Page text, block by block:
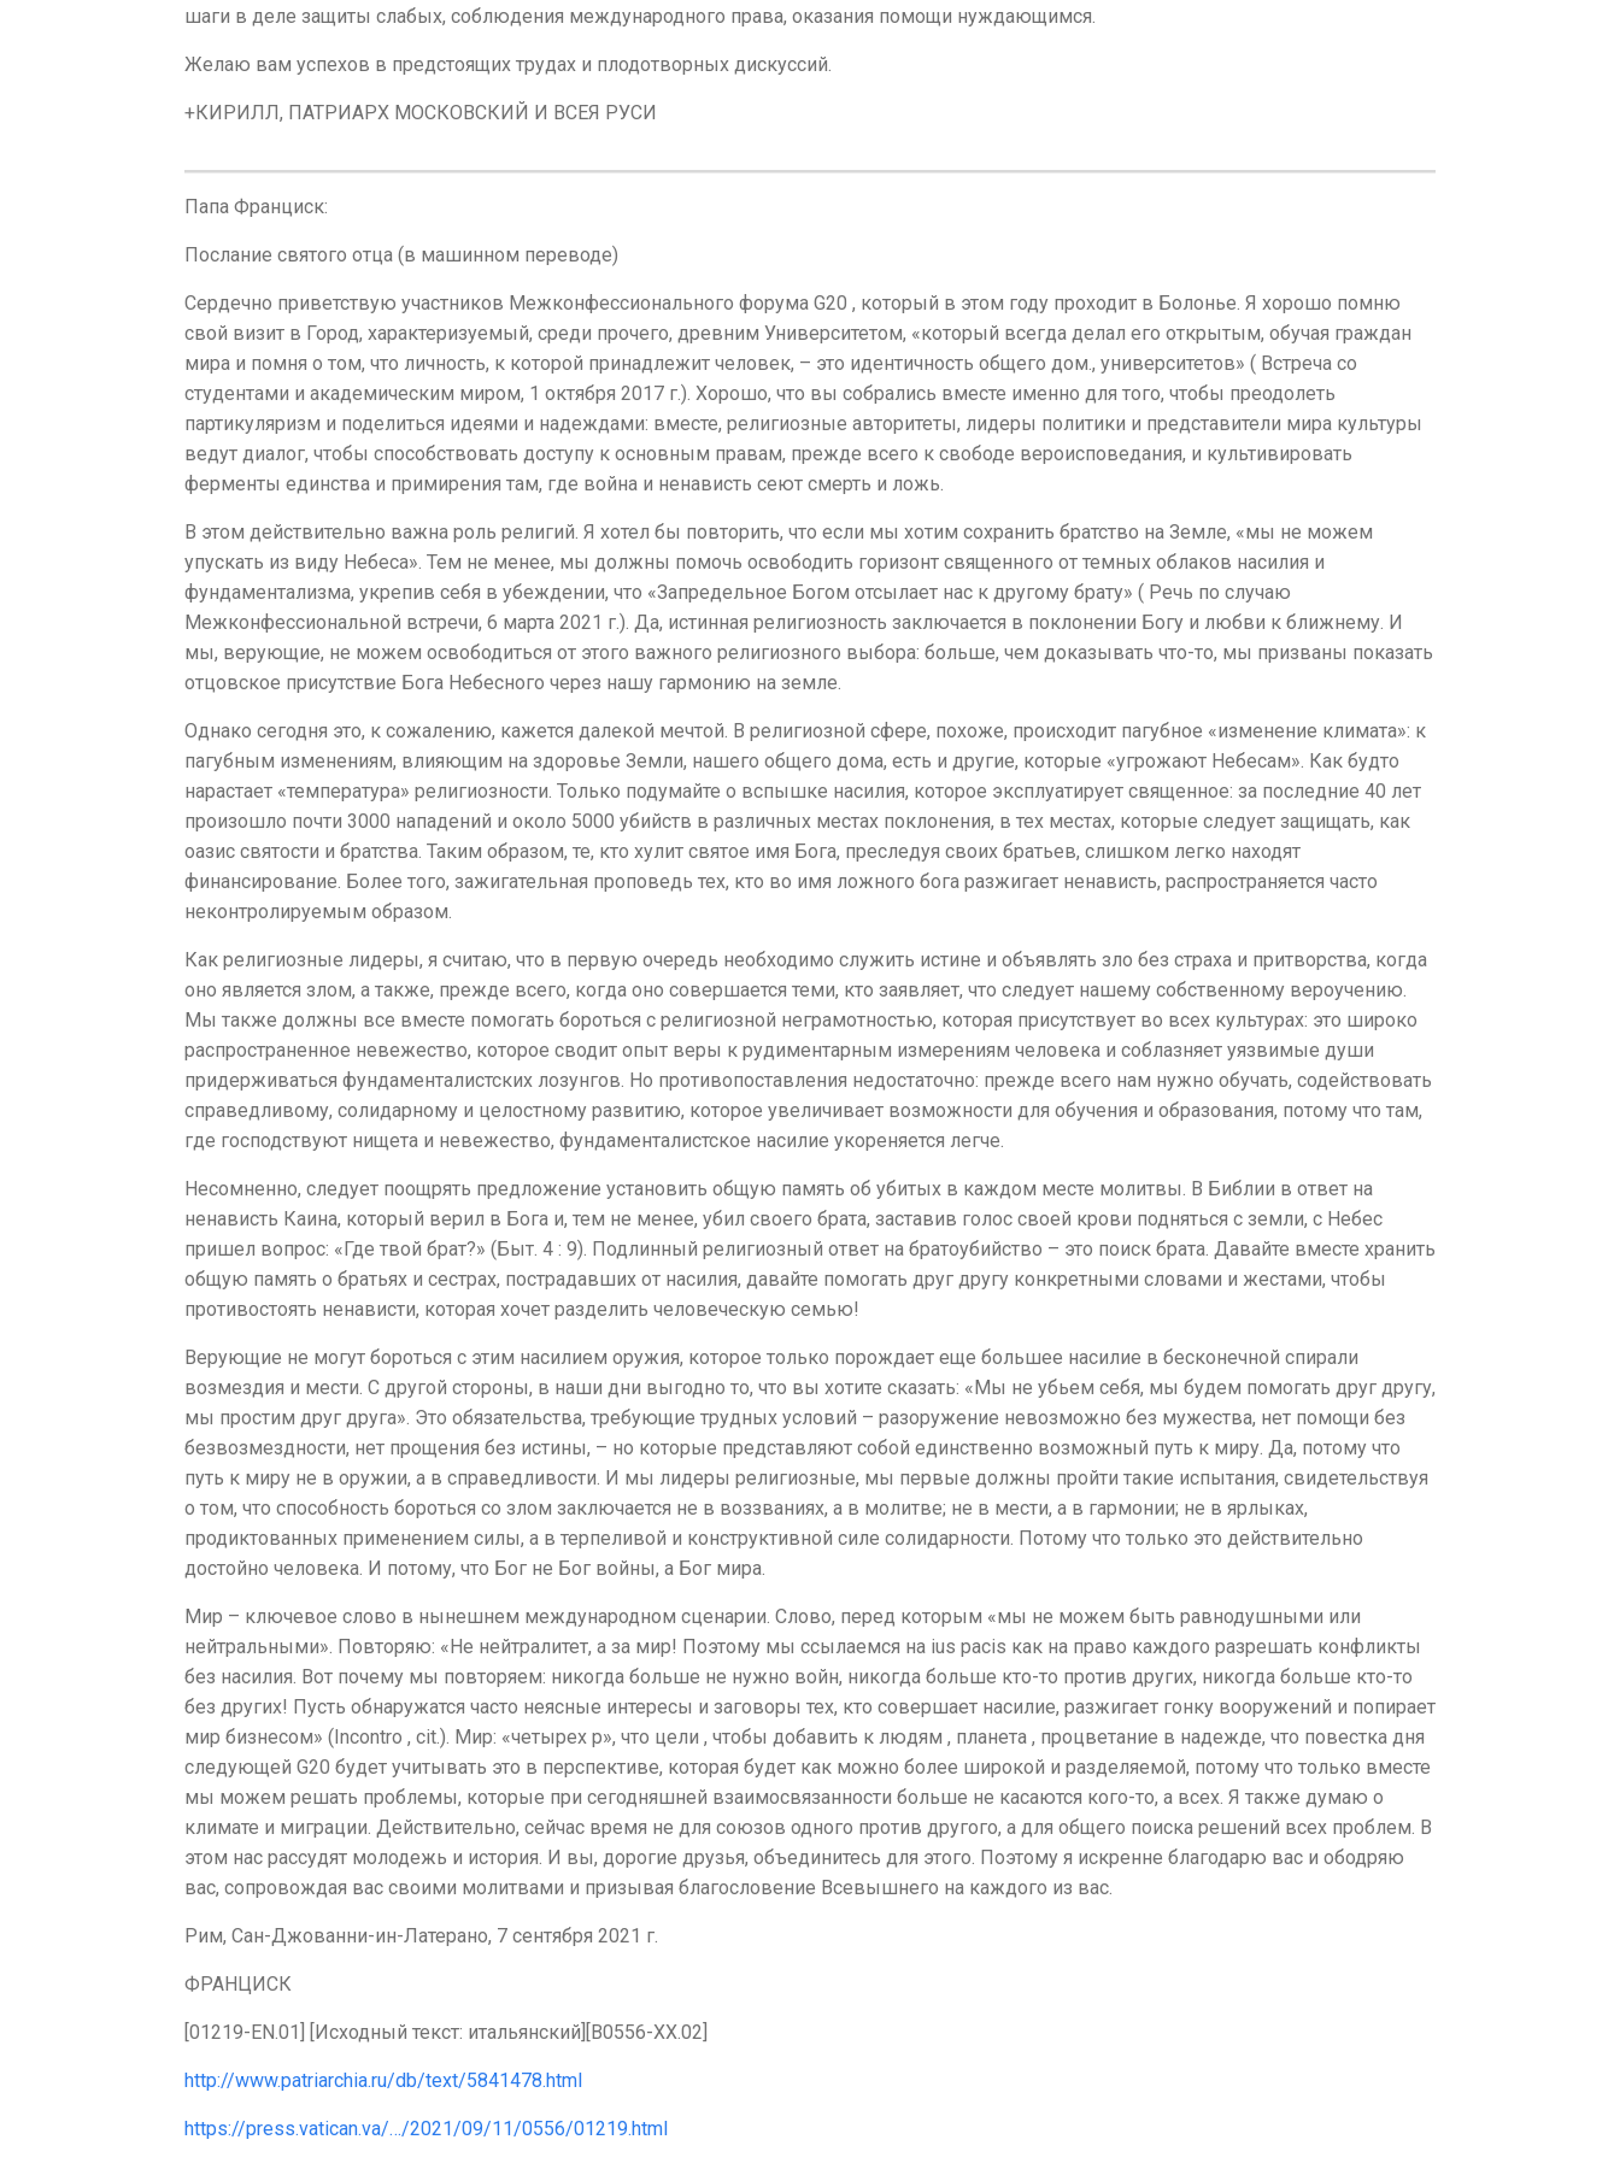
шаги в деле защиты слабых, соблюдения международного права, оказания помощи нуждающимся.
Желаю вам успехов в предстоящих трудах и плодотворных дискуссий.
+КИРИЛЛ, ПАТРИАРХ МОСКОВСКИЙ И ВСЕЯ РУСИ
Папа Франциск:
Послание святого отца (в машинном переводе)
Сердечно приветствую участников Межконфессионального форума G20 , который в этом году проходит в Болонье. Я хорошо помню
свой визит в Город, характеризуемый, среди прочего, древним Университетом, «который всегда делал его открытым, обучая граждан
мира и помня о том, что личность, к которой принадлежит человек, – это идентичность общего дом., университетов» ( Встреча со
студентами и академическим миром, 1 октября 2017 г.). Хорошо, что вы собрались вместе именно для того, чтобы преодолеть
партикуляризм и поделиться идеями и надеждами: вместе, религиозные авторитеты, лидеры политики и представители мира культуры
ведут диалог, чтобы способствовать доступу к основным правам, прежде всего к свободе вероисповедания, и культивировать
ферменты единства и примирения там, где война и ненависть сеют смерть и ложь.
В этом действительно важна роль религий. Я хотел бы повторить, что если мы хотим сохранить братство на Земле, «мы не можем
упускать из виду Небеса». Тем не менее, мы должны помочь освободить горизонт священного от темных облаков насилия и
фундаментализма, укрепив себя в убеждении, что «Запредельное Богом отсылает нас к другому брату» ( Речь по случаю
Межконфессиональной встречи, 6 марта 2021 г.). Да, истинная религиозность заключается в поклонении Богу и любви к ближнему. И
мы, верующие, не можем освободиться от этого важного религиозного выбора: больше, чем доказывать что-то, мы призваны показать
отцовское присутствие Бога Небесного через нашу гармонию на земле.
Однако сегодня это, к сожалению, кажется далекой мечтой. В религиозной сфере, похоже, происходит пагубное «изменение климата»: к
пагубным изменениям, влияющим на здоровье Земли, нашего общего дома, есть и другие, которые «угрожают Небесам». Как будто
нарастает «температура» религиозности. Только подумайте о вспышке насилия, которое эксплуатирует священное: за последние 40 лет
произошло почти 3000 нападений и около 5000 убийств в различных местах поклонения, в тех местах, которые следует защищать, как
оазис святости и братства. Таким образом, те, кто хулит святое имя Бога, преследуя своих братьев, слишком легко находят
финансирование. Более того, зажигательная проповедь тех, кто во имя ложного бога разжигает ненависть, распространяется часто
неконтролируемым образом.
Как религиозные лидеры, я считаю, что в первую очередь необходимо служить истине и объявлять зло без страха и притворства, когда
оно является злом, а также, прежде всего, когда оно совершается теми, кто заявляет, что следует нашему собственному вероучению.
Мы также должны все вместе помогать бороться с религиозной неграмотностью, которая присутствует во всех культурах: это широко
распространенное невежество, которое сводит опыт веры к рудиментарным измерениям человека и соблазняет уязвимые души
придерживаться фундаменталистских лозунгов. Но противопоставления недостаточно: прежде всего нам нужно обучать, содействовать
справедливому, солидарному и целостному развитию, которое увеличивает возможности для обучения и образования, потому что там,
где господствуют нищета и невежество, фундаменталистское насилие укореняется легче.
Несомненно, следует поощрять предложение установить общую память об убитых в каждом месте молитвы. В Библии в ответ на
ненависть Каина, который верил в Бога и, тем не менее, убил своего брата, заставив голос своей крови подняться с земли, с Небес
пришел вопрос: «Где твой брат?» (Быт. 4 : 9). Подлинный религиозный ответ на братоубийство – это поиск брата. Давайте вместе хранить
общую память о братьях и сестрах, пострадавших от насилия, давайте помогать друг другу конкретными словами и жестами, чтобы
противостоять ненависти, которая хочет разделить человеческую семью!
Верующие не могут бороться с этим насилием оружия, которое только порождает еще большее насилие в бесконечной спирали
возмездия и мести. С другой стороны, в наши дни выгодно то, что вы хотите сказать: «Мы не убьем себя, мы будем помогать друг другу,
мы простим друг друга». Это обязательства, требующие трудных условий – разоружение невозможно без мужества, нет помощи без
безвозмездности, нет прощения без истины, – но которые представляют собой единственно возможный путь к миру. Да, потому что
путь к миру не в оружии, а в справедливости. И мы лидеры религиозные, мы первые должны пройти такие испытания, свидетельствуя
о том, что способность бороться со злом заключается не в воззваниях, а в молитве; не в мести, а в гармонии; не в ярлыках,
продиктованных применением силы, а в терпеливой и конструктивной силе солидарности. Потому что только это действительно
достойно человека. И потому, что Бог не Бог войны, а Бог мира.
Мир – ключевое слово в нынешнем международном сценарии. Слово, перед которым «мы не можем быть равнодушными или
нейтральными». Повторяю: «Не нейтралитет, а за мир! Поэтому мы ссылаемся на ius pacis как на право каждого разрешать конфликты
без насилия. Вот почему мы повторяем: никогда больше не нужно войн, никогда больше кто-то против других, никогда больше кто-то
без других! Пусть обнаружатся часто неясные интересы и заговоры тех, кто совершает насилие, разжигает гонку вооружений и попирает
мир бизнесом» (Incontro , cit.). Мир: «четырех р», что цели , чтобы добавить к людям , планета , процветание в надежде, что повестка дня
следующей G20 будет учитывать это в перспективе, которая будет как можно более широкой и разделяемой, потому что только вместе
мы можем решать проблемы, которые при сегодняшней взаимосвязанности больше не касаются кого-то, а всех. Я также думаю о
климате и миграции. Действительно, сейчас время не для союзов одного против другого, а для общего поиска решений всех проблем. В
этом нас рассудят молодежь и история. И вы, дорогие друзья, объединитесь для этого. Поэтому я искренне благодарю вас и ободряю
вас, сопровождая вас своими молитвами и призывая благословение Всевышнего на каждого из вас.
Рим, Сан-Джованни-ин-Латерано, 7 сентября 2021 г.
ФРАНЦИСК
[01219-EN.01] [Исходный текст: итальянский][B0556-XX.02]
http://www.patriarchia.ru/db/text/5841478.html
https://press.vatican.va/…/2021/09/11/0556/01219.html